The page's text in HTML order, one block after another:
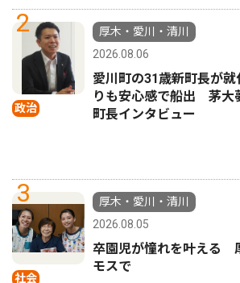
2
政治
厚木・愛川・清川
2026.08.06
愛川町の31歳新町長が
りも安心感で船出 茅大
町長インタビュー
3
社会
厚木・愛川・清川
2026.08.05
卒園児が憧れを叶える
モスで